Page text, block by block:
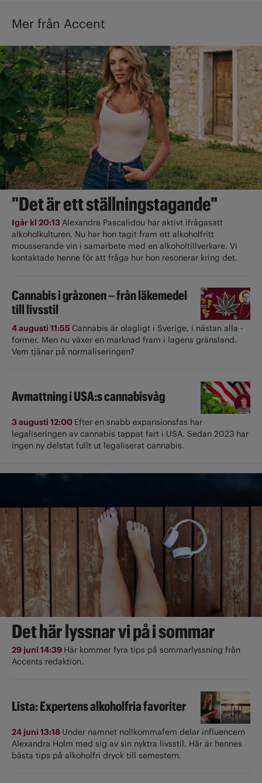
Mer från Accent
"Det är ett ställningstagande"
Igår kl 20:13Alexandra Pascalidou har aktivt ifrågasatt
alkoholkulturen. Nu har hon tagit fram ett alkoholfritt
mousserande vin i samarbete med en alkoholtillverkare. Vi
kontaktade henne för att fråga hur hon resonerar kring det.
Cannabis i gråzonen – från läkemedel
till livsstil
4 augusti 11:55 Cannabis är olagligt i ­Sverige, i nästan alla ­
former. Men nu växer en marknad fram i lagens gränsland.
Vem tjänar på normaliseringen?
Avmattning i USA:s cannabisvåg
3 augusti 12:00 Efter en snabb expansionsfas har
legaliseringen av cannabis tappat fart i USA. Sedan 2023 har
ingen ny delstat fullt ut ­legaliserat cannabis.
Det här lyssnar vi på i sommar
29 juni 14:39 Här kommer fyra tips på sommarlyssning från
Accents redaktion.
Lista: Expertens alkoholfria favoriter
24 juni 13:18 Under namnet nollkommafem delar influencern
Alexandra Holm med sig av sin nyktra livsstil. Här är hennes
bästa tips på alkoholfri dryck till semestern.